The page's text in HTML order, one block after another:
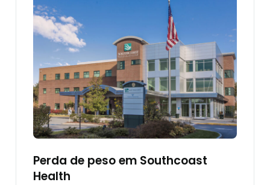
Perda de peso em Southcoast
Health